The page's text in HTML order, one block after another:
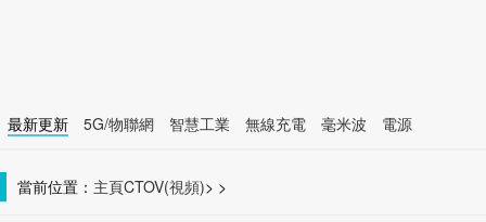
最新更新 5G/物聯網 智慧工業 無線充電 毫米波
電源
當前位置： 主頁 >
CTOV(視頻) >